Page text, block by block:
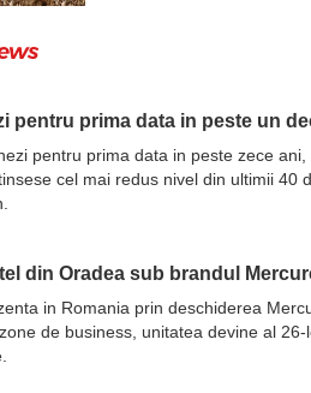
pentru prima data in peste un
pentru prima data in peste zece
cel mai redus nivel din ultimii
din Oradea sub brandul
in Romania prin deschiderea
de business, unitatea devine al